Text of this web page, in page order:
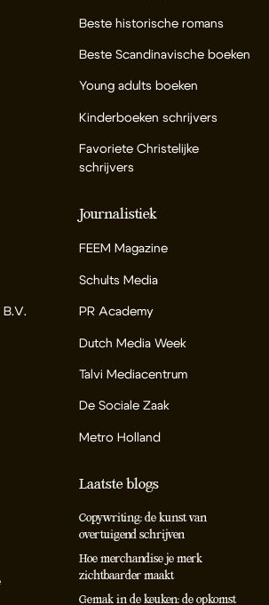
Beste historische romans
Beste Scandinavische boeken
Young adults boeken
Kinderboeken schrijvers
Favoriete Christelijke
schrijvers
B.V.
Journalistiek
FEEM Magazine
Schults Media
PR Academy
Dutch Media Week
Talvi Mediacentrum
De Sociale Zaak
Metro Holland
Laatste blogs
Copywriting: de kunst van
overtuigend schrijven
Hoe merchandise je merk
zichtbaarder maakt
Gemak in de keuken: de opkomst